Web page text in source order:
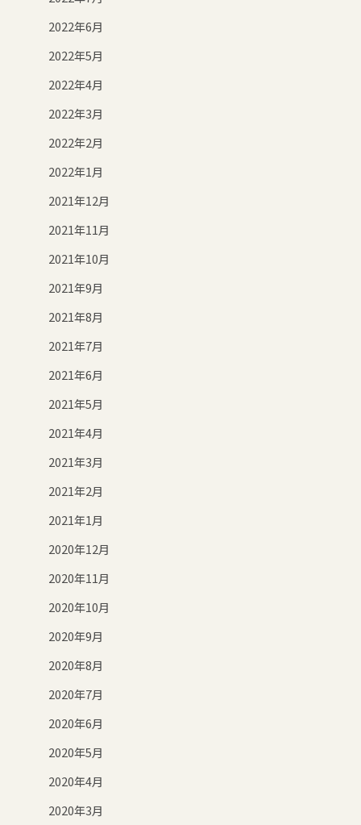
2022年6月
2022年5月
2022年4月
2022年3月
2022年2月
2022年1月
2021年12月
2021年11月
2021年10月
2021年9月
2021年8月
2021年7月
2021年6月
2021年5月
2021年4月
2021年3月
2021年2月
2021年1月
2020年12月
2020年11月
2020年10月
2020年9月
2020年8月
2020年7月
2020年6月
2020年5月
2020年4月
2020年3月